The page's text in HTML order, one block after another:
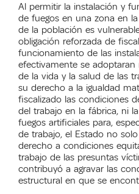
Al permitir la instalación y
de fuegos en una zona en
de la población es
obligación reforzada de
funcionamiento de las
efectivamente se
de la vida y la salud de las
su derecho a la igualdad
fiscalizado las condiciones
del trabajo en la fábrica, ni
fuegos artificiales para,
de trabajo, el Estado no
derecho a condiciones
trabajo de las presuntas
contribuyó a agravar las
estructural en que se